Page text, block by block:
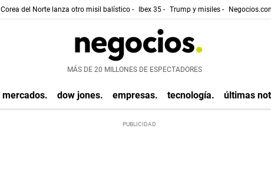
Corea del Norte lanza otro misil balístico - Ibex 35 - Trump y misiles -
MÁS DE 20 MILLONES DE ESPECTADORES
mercados. dow jones. empresas. tecnología. últimas